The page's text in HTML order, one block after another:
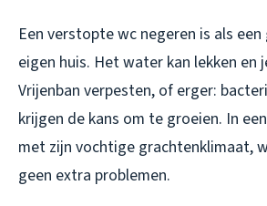
Een verstopte wc negeren is als
eigen huis. Het water kan lekken en
Vrijenban verpesten, of erger:
krijgen de kans om te groeien. In
met zijn vochtige grachtenklimaat,
geen extra problemen.